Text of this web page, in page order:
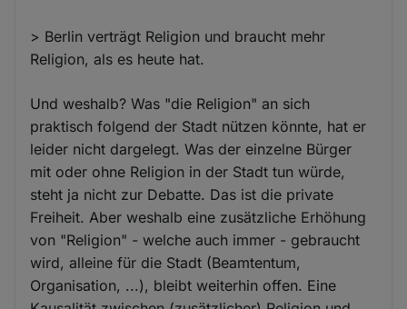
> Berlin verträgt Religion und braucht mehr
Religion, als es heute hat.
Und weshalb? Was "die Religion" an sich
praktisch folgend der Stadt nützen könnte, hat er
leider nicht dargelegt. Was der einzelne Bürger
mit oder ohne Religion in der Stadt tun würde,
steht ja nicht zur Debatte. Das ist die private
Freiheit. Aber weshalb eine zusätzliche Erhöhung
von "Religion" - welche auch immer - gebraucht
wird, alleine für die Stadt (Beamtentum,
Organisation, ...), bleibt weiterhin offen. Eine